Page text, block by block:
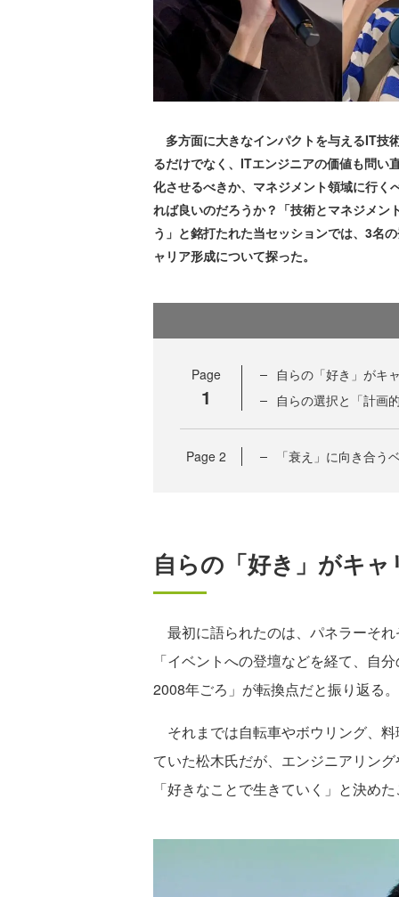
多方面に大きなインパクトを与えるIT技
るだけでなく、ITエンジニアの価値も問い
化させるべきか、マネジメント領域に行く
れば良いのだろうか？「技術とマネジメン
う」と銘打たれた当セッションでは、3名
ャリア形成について探った。
Page
1
自らの「好き」がキ
自らの選択と「計画
Page 2 「衰え」に向き合う
自らの「好き」がキ
最初に語られたのは、パネラーそ
「イベントへの登壇などを経て、自
2008年ごろ」が転換点だと振り返る。
それまでは自転車やボウリング、
ていた松木氏だが、エンジニアリン
「好きなことで生きていく」と決め